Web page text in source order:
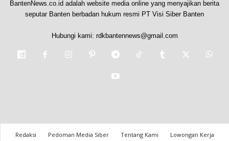
BantenNews.co.id adalah website media online yang menyajikan berita
seputar Banten berbadan hukum resmi PT Visi Siber Banten
Hubungi kami: rdkbantennews@gmail.com
Redaksi Pedoman Media Siber Tentang Kami
Lowongan Kerja